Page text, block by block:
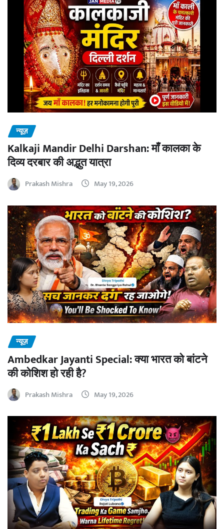
न्यूज़
Kalkaji Mandir Delhi Darshan: माँ कालका के
दिव्य दरबार की अद्भुत यात्रा
Prakash Mishra May 19, 2026
न्यूज़
Ambedkar Jayanti Special: क्या भारत को बांटने
की कोशिश हो रही है?
Prakash Mishra May 19, 2026